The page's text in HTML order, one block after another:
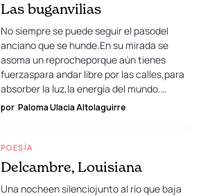
Las buganvilias
No siempre se puede seguir el pasodel
anciano que se hunde.En su mirada se
asoma un reprocheporque aún tienes
fuerzaspara andar libre por las calles,para
absorber la luz,la energía del mundo.…
por Paloma Ulacia Altolaguirre
POESÍA
Delcambre, Louisiana
Una nocheen silenciojunto al río que baja